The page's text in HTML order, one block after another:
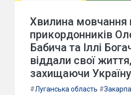
Хвилина мовчання
прикордонників
Бабича та Іллі
віддали свої життя,
захищаючи
#Луганська область #